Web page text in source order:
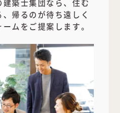
築士集団なら、住む
帰るのが待ち遠しく
ムをご提案します。